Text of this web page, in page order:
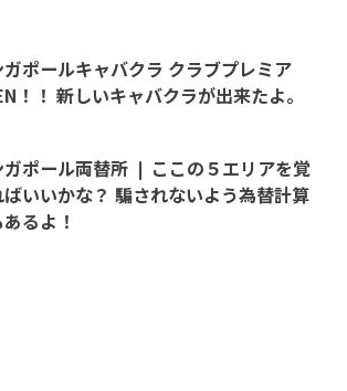
ガポールキャバクラ クラブプレミア
！！ 新しいキャバクラが出来たよ。
ガポール両替所 ❘ ここの５エリアを覚
ばいいかな？ 騙されないよう為替計算
るよ！